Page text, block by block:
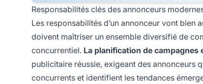
Responsabilités clés des annonceurs
Les responsabilités d’un annonceur vont bien
doivent maîtriser un ensemble diversifié de
concurrentiel. La planification de campagnes
publicitaire réussie, exigeant des annonceurs
concurrents et identifient les tendances